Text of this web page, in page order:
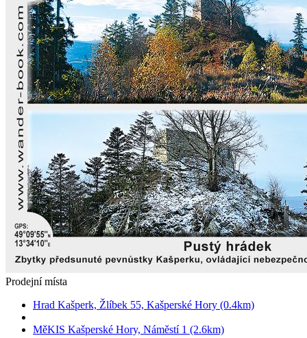
Prodejní místa
Hrad Kašperk, Žlíbek 55, Kašperské Hory (0.4km)
MěKIS Kašperské Hory, Náměstí 1 (2.6km)